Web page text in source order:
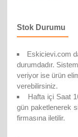
Stok Durumu
Eskicievi.com
durumdadır.
veriyor ise ürün
verebilirsiniz.
Hafta içi Saat
gün paketlenerek
firmasına iletilir.